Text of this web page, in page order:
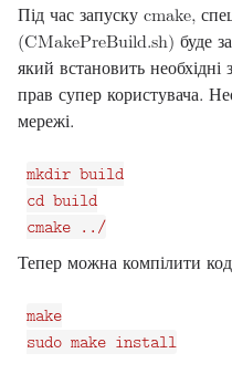
Під час запуску cmake,
(CMakePreBuild.sh) буде
який встановить
прав супер користувача.
мережі.
mkdir build
cd build
Тепер можна компілити
make